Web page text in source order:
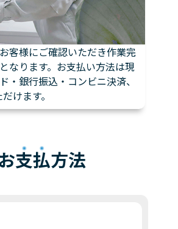
客様にご確認いただき作業完
なります。お支払い方法は現
・銀行振込・コンビニ決済、
けます。
支払方法